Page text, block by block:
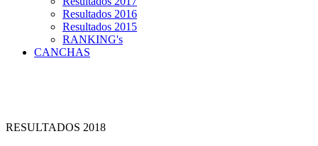
Resultados 2016
Resultados 2015
RANKING's
CANCHAS
RESULTADOS 2018